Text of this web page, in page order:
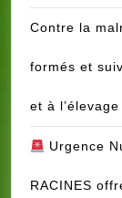
Contre la
formés et
et à l’élevage
Urgence
RACINES